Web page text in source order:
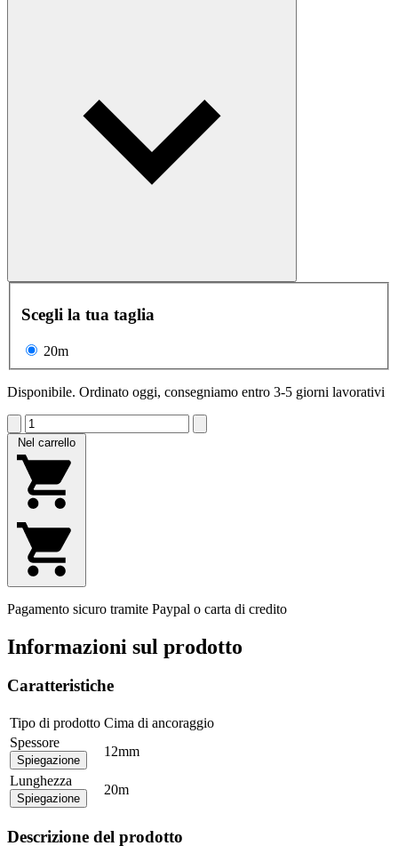
Scegli la tua taglia
20m
Disponibile. Ordinato oggi, consegniamo entro 3-5 giorni lavorativi
Nel carrello
Pagamento sicuro tramite Paypal o carta di credito
Informazioni sul prodotto
Caratteristiche
Tipo di prodotto Cima di ancoraggio
Spessore
Spiegazione
12mm
Lunghezza
Spiegazione
20m
Descrizione del prodotto